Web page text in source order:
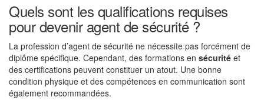
Quels sont les qualifications requises
pour devenir agent de sécurité ?
La profession d’agent de sécurité ne nécessite pas forcément de
diplôme spécifique. Cependant, des formations en sécurité et
des certifications peuvent constituer un atout. Une bonne
condition physique et des compétences en communication sont
également recommandées.